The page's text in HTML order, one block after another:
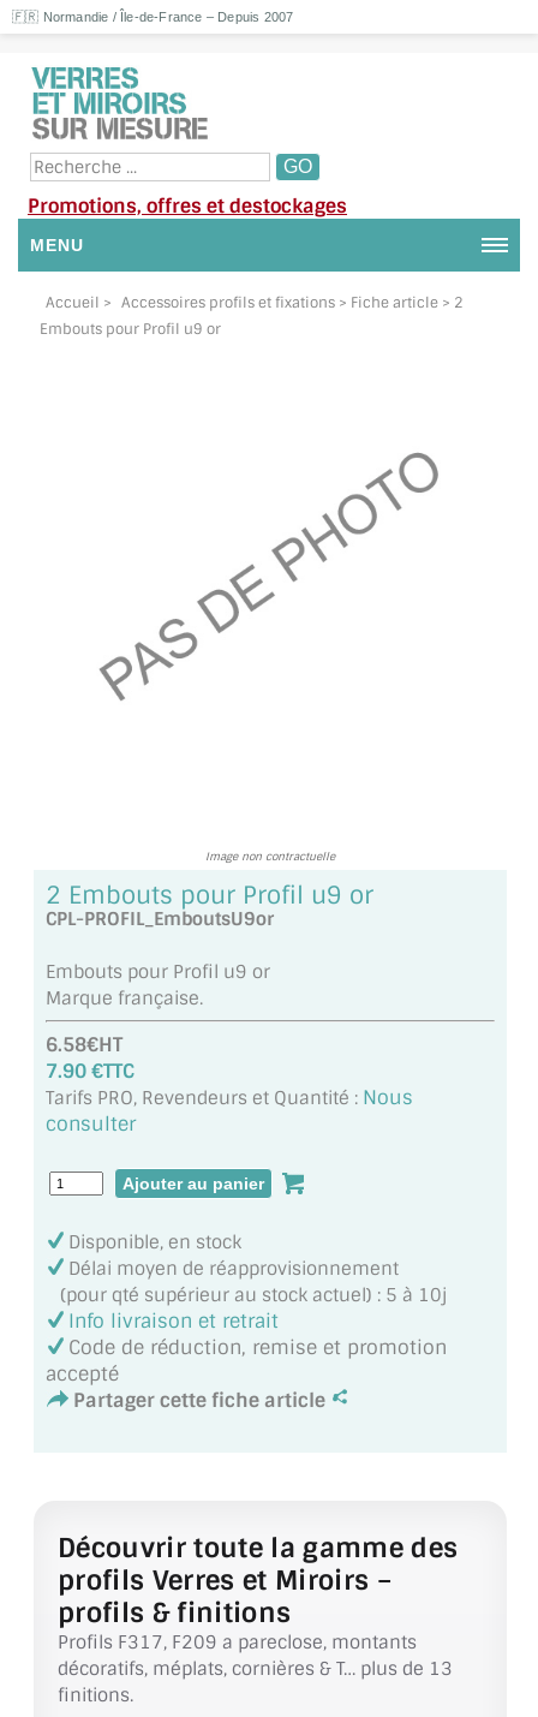
🇫🇷 Normandie / Île-de-France – Depuis 2007
Promotions, offres et destockages
MENU
NOUS CONTACTER
TOUS LES TARIFS AU M2
GUIDE : CHOIX PAR UTILISATION
INSPIRATIONS ET NOUVEAUTÉS
MIROIR VIEILLI
MIROIR DÉCORATIF DE COULEUR
LOTS DE MIROIRS EN MOZAÏQUE
MIROIR POUR PORTE
MIROIR DE SALLE DE BAIN
MIROIR POUR SALLE DE SPORT
MIROIR POUR SALLE DE DANSE
MIROIR ENCADRÉ
MIROIR TV
VERRE SUR MESURE
PAROI DE DOUCHE
VERRE FEUILLETÉ
VERRE ANTI-REFLET
Accueil > Accessoires profils et fixations > Fiche article > 2
Embouts pour Profil u9 or
Image non contractuelle
2 Embouts pour Profil u9 or
CPL-PROFIL_EmboutsU9or
Embouts pour Profil u9 or
Marque française.
6.58€HT
7.90 €TTC
Tarifs PRO, Revendeurs et Quantité : Nous
consulter
Disponible, en stock
Délai moyen de réapprovisionnement
(pour qté supérieur au stock actuel) : 5 à 10j
Info livraison et retrait
Code de réduction, remise et promotion
accepté
Partager cette fiche article
Découvrir toute la gamme des
profils Verres et Miroirs –
profils & finitions
Profils F317, F209 a pareclose, montants
décoratifs, méplats, cornières & T… plus de 13
finitions.